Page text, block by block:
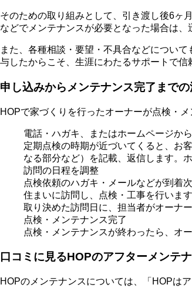
そのための取り組みとして、引き渡し後6ヶ
などでメンテナンスが必要となった場合は、
また、各種相談・要望・不具合などについ
与したからこそ、生涯にわたるサポートで信
申し込みからメンテナンス完了まで
HOPで家づくりを行ったオーナーが点検・
電話・ハガキ、またはホームページか
定期点検の時期が近づいてくると、お
なる部分など）を記載、返信します。
訪問の日程を調整
点検依頼のハガキ・メールなどが到着
住まいに訪問し、点検・工事を行います
取り決めた訪問日に、担当者がオーナ
点検・メンテナンス完了
点検・メンテナンスが終わったら、オ
口コミに見るHOPのアフターメンテ
HOPのメンテナンスについては、「HOPは